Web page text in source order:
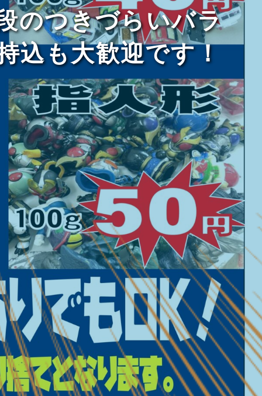
のつきづらいバラ
込も大歓迎です！